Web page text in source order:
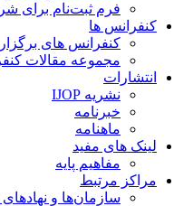
فرم ثبت‌نام برای
کنفرانس ها
کنفرانس های برگزار
مجموعه مقالات
انتشارات
نشریه IJOP
خبرنامه
ماهنامه
لینک های مفید
مفاهیم پایه
مراکز مرتبط
سازمان‌ها و نهادهای